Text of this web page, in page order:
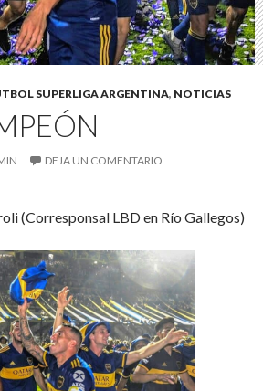
SUPERLIGA ARGENTINA, NOTICIAS
DEJA UN COMENTARIO
(Corresponsal LBD en Río Gallegos)